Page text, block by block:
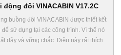
động đôi VINACABIN V17.2C
buồng đôi VINACABIN được thiết kết
sử dụng tại các công trình. Vì thế nó
dầy và vững chắc. Điều này rất thích